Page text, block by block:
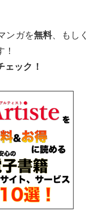
ンガを無料、もしく
ェック！